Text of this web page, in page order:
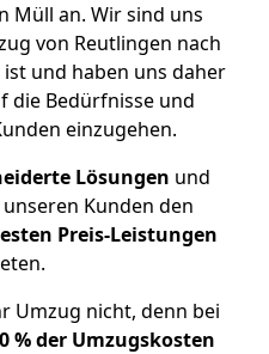
Müll an. Wir sind uns
von Reutlingen nach
und haben uns daher
die Bedürfnisse und
einzugehen.
Lösungen und
Kunden den
Preis-Leistungen
Umzug nicht, denn bei
% der Umzugskosten